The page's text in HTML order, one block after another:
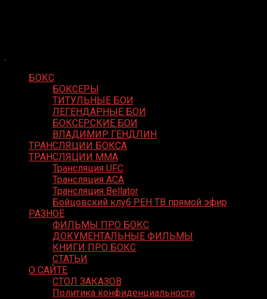
БОКС
БОКСЕРЫ
ТИТУЛЬНЫЕ БОИ
ЛЕГЕНДАРНЫЕ БОИ
БОКСЕРСКИЕ БОИ
ВЛАДИМИР ГЕНДЛИН
ТРАНСЛЯЦИИ БОКСА
ТРАНСЛЯЦИИ MMA
Трансляция UFC
Трансляция ACA
Трансляция Bellator
Бойцовский клуб РЕН ТВ прямой эфир
РАЗНОЕ
ФИЛЬМЫ ПРО БОКС
ДОКУМЕНТАЛЬНЫЕ ФИЛЬМЫ
КНИГИ ПРО БОКС
СТАТЬИ
О САЙТЕ
СТОЛ ЗАКАЗОВ
Политика конфиденциальности